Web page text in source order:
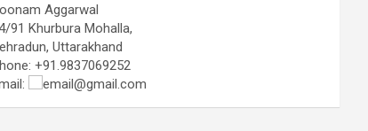
Aggarwal
91 Khurbura Mohalla,
Uttarakhand
+91.9837069252
@gmail.com